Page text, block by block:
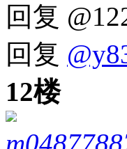
回复
回复
12楼